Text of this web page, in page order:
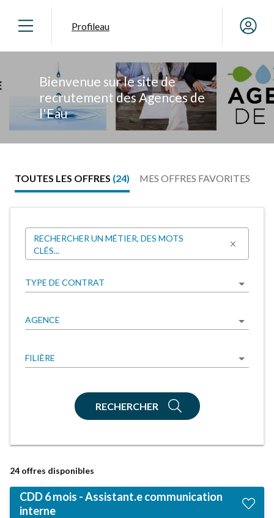
Profileau
Bienvenue sur le site de
recrutement des Agences de
l'Eau
TOUTES LES OFFRES (24) MES OFFRES FAVORITES
RECHERCHER UN MÉTIER, DES MOTS
CLÉS...
TYPE DE CONTRAT
AGENCE
FILIÈRE
RECHERCHER
24 offres disponibles
CDD 6 mois - Assistant.e communication
interne